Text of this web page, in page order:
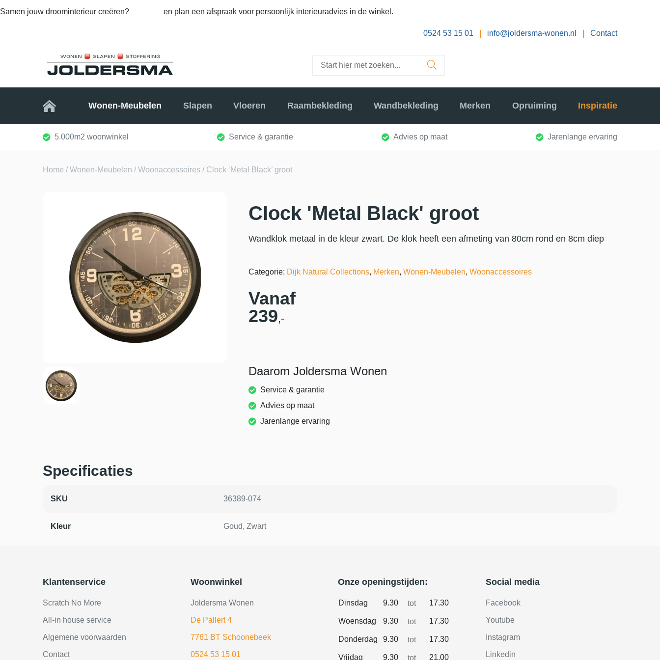
Samen jouw droominterieur creëren? en plan een afspraak voor persoonlijk interieuradvies in de winkel.
0524 53 15 01 info@joldersma-wonen.nl Contact
Home Wonen-Meubelen Slapen Vloeren Raambekleding Wandbekleding Merken Opruiming Inspiratie
5.000m2 woonwinkel Service & garantie Advies op maat Jarenlange ervaring
Home /Wonen-Meubelen /Woonaccessoires / Clock ‘Metal Black’ groot
Clock 'Metal Black' groot
Wandklok metaal in de kleur zwart. De klok heeft een afmeting van 80cm rond en 8cm diep
Categorie: Dijk Natural Collections, Merken, Wonen-Meubelen, Woonaccessoires
Vanaf
239,-
Daarom Joldersma Wonen
Service & garantie
Advies op maat
Jarenlange ervaring
Specificaties
SKU 36389-074
Kleur Goud, Zwart
Klantenservice
Scratch No More
All-in house service
Algemene voorwaarden
Contact
Woonwinkel
Joldersma Wonen
De Pallert 4
7761 BT Schoonebeek
0524 53 15 01
Onze openingstijden:
Dinsdag 9.30 tot 17.30
Woensdag 9.30 tot 17.30
Donderdag 9.30 tot 17.30
Vrijdag 9.30 tot 21.00
Social media
Facebook
Youtube
Instagram
Linkedin